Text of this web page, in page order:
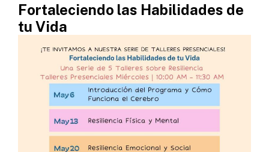
Fortaleciendo las Habilidades de
tu Vida